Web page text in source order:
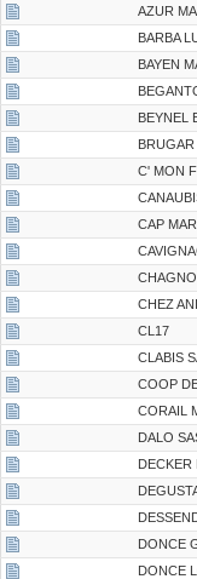
AZUR
BARBA
BAYEN
BEYNEL
C' MON
CAP
CHEZ
CL17
CLABIS
COOP
CORAIL
DALO
DECKER
DONCE
DONCE